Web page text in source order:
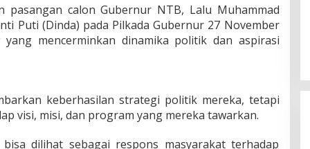
pasangan calon Gubernur NTB, Lalu Muhammad
Puti (Dinda) pada Pilkada Gubernur 27 November
mencerminkan dinamika politik dan aspirasi
keberhasilan strategi politik mereka, tetapi
visi, misi, dan program yang mereka tawarkan.
dilihat sebagai respons masyarakat terhadap